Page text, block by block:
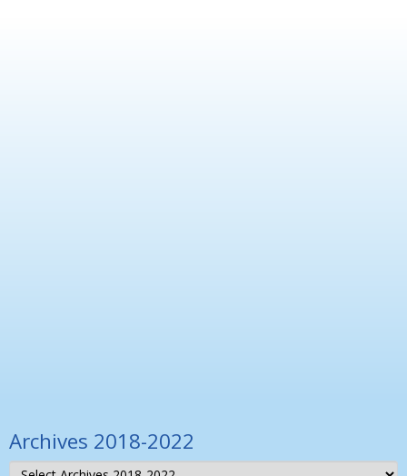
Archives 2018-2022